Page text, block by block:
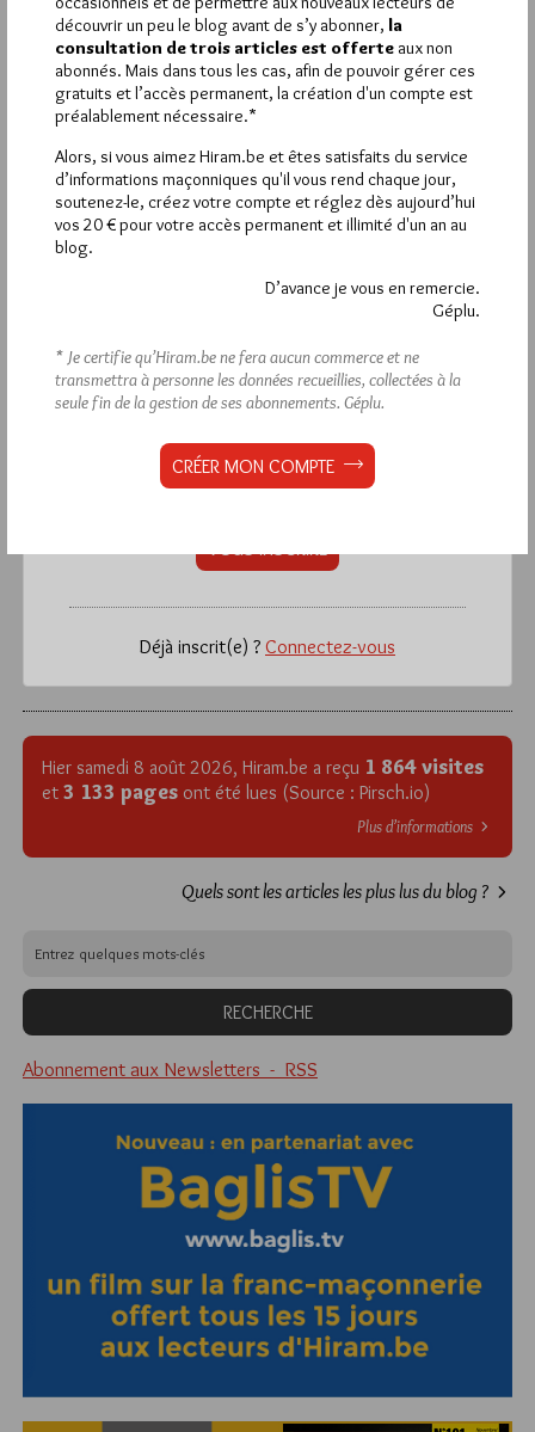
NANOOK
2 SEPTEMBRE 2014 À 9H49 / RÉPONDRE
Je conseille l’écoute de l’émission des racines du ciel
consacrée aux racines spirituelles du jazz à laquelle Raphael
Imbert a participée ; elle est encore disponible en streaming sur
le site de France Culture :
http://www.franceculture.fr/emission-les-racines-du-ciel-les-
racines-spirituelles-du-jazz-raphael-imbert-2013-03-03
La rédaction de commentaires est
réservée aux abonnés.
Si vous souhaitez rédiger des
commentaires, vous devez :
VOUS INSCRIRE
Déjà inscrit(e) ? Connectez-vous
Hier samedi 8 août 2026, Hiram.be a reçu 1 864 visites
et 3 133 pages ont été lues (Source : Pirsch.io)
Plus d’informations
Quels sont les articles les plus lus du blog ?
Abonnement aux Newsletters - RSS
découvrir un peu le blog avant de s’y abonner, la
consultation de trois articles est offerte aux non
abonnés. Mais dans tous les cas, afin de pouvoir gérer ces
gratuits et l’accès permanent, la création d'un compte est
préalablement nécessaire.*
Alors, si vous aimez Hiram.be et êtes satisfaits du service
d’informations maçonniques qu'il vous rend chaque jour,
soutenez-le, créez votre compte et réglez dès aujourd’hui
vos 20 € pour votre accès permanent et illimité d'un an au
blog.
D’avance je vous en remercie.
Géplu.
* Je certifie qu’Hiram.be ne fera aucun commerce et ne
transmettra à personne les données recueillies, collectées à la
seule fin de la gestion de ses abonnements. Géplu.
CRÉER MON COMPTE